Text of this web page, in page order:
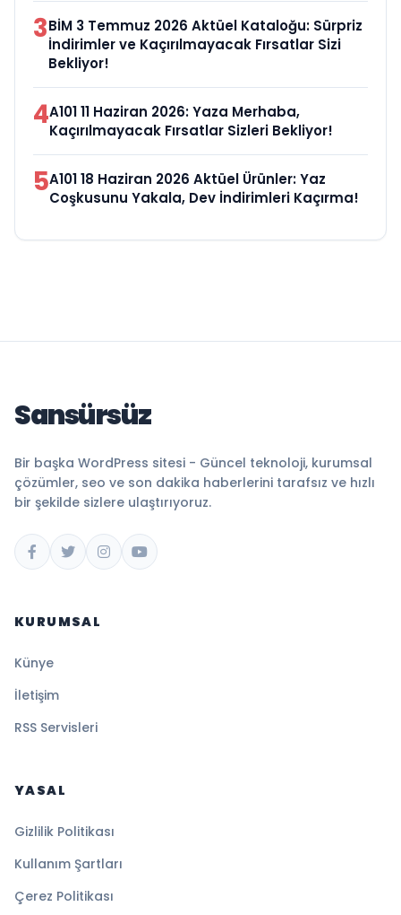
3BİM 3 Temmuz 2026 Aktüel Kataloğu: Sürpriz
İndirimler ve Kaçırılmayacak Fırsatlar Sizi
Bekliyor!
4A101 11 Haziran 2026: Yaza Merhaba,
Kaçırılmayacak Fırsatlar Sizleri Bekliyor!
5A101 18 Haziran 2026 Aktüel Ürünler: Yaz
Coşkusunu Yakala, Dev İndirimleri Kaçırma!
Sansürsüz
Bir başka WordPress sitesi - Güncel teknoloji, kurumsal
çözümler, seo ve son dakika haberlerini tarafsız ve hızlı
bir şekilde sizlere ulaştırıyoruz.
KURUMSAL
Künye
İletişim
RSS Servisleri
YASAL
Gizlilik Politikası
Kullanım Şartları
Çerez Politikası